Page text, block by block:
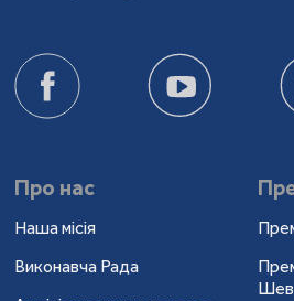
Про нас
Наша місія
Виконавча Рада